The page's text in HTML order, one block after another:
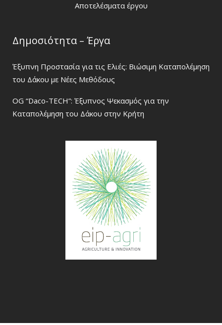
Αποτελέσματα έργου
Δημοσιότητα – Έργα
Έξυπνη Προστασία για τις Ελιές: Βιώσιμη Καταπολέμηση
του Δάκου με Νέες Μεθόδους
OG “Daco-TECH”: Έξυπνος Ψεκασμός για την
Καταπολέμηση του Δάκου στην Κρήτη